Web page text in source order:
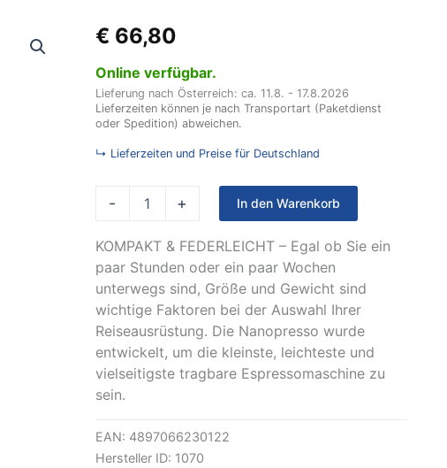
€ 66,80
Online verfügbar.
Lieferung nach Österreich: ca. 11.8. - 17.8.2026
Lieferzeiten können je nach Transportart (Paketdienst
oder Spedition) abweichen.
↳ Lieferzeiten und Preise für Deutschland
-
WACACO
Espressomaschine
tragbar
Fb.
grau
Menge
+ In den Warenkorb
KOMPAKT & FEDERLEICHT – Egal ob Sie ein
paar Stunden oder ein paar Wochen
unterwegs sind, Größe und Gewicht sind
wichtige Faktoren bei der Auswahl Ihrer
Reiseausrüstung. Die Nanopresso wurde
entwickelt, um die kleinste, leichteste und
vielseitigste tragbare Espressomaschine zu
sein.
EAN: 4897066230122
Hersteller ID: 1070